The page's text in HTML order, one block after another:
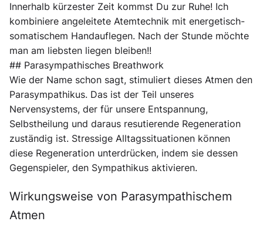
Innerhalb kürzester Zeit kommst Du zur Ruhe! Ich
kombiniere angeleitete Atemtechnik mit energetisch-
somatischem Handauflegen. Nach der Stunde möchte
man am liebsten liegen bleiben!!
## Parasympathisches Breathwork
Wie der Name schon sagt, stimuliert dieses Atmen den
Parasympathikus. Das ist der Teil unseres
Nervensystems, der für unsere Entspannung,
Selbstheilung und daraus resutierende Regeneration
zuständig ist. Stressige Alltagssituationen können
diese Regeneration unterdrücken, indem sie dessen
Gegenspieler, den Sympathikus aktivieren.
Wirkungsweise von Parasympathischem
Atmen